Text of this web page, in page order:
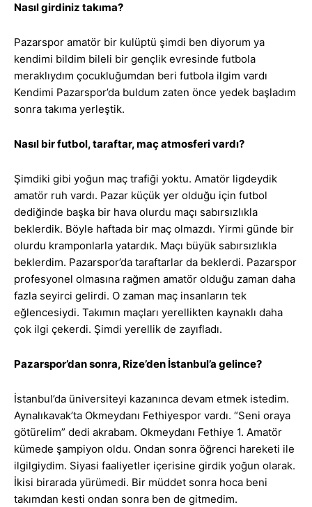
Nasıl girdiniz takıma?
Pazarspor amatör bir kulüptü şimdi ben diyorum ya
kendimi bildim bileli bir gençlik evresinde futbola
meraklıydım çocukluğumdan beri futbola ilgim vardı
Kendimi Pazarspor’da buldum zaten önce yedek başladım
sonra takıma yerleştik.
Nasıl bir futbol, taraftar, maç atmosferi vardı?
Şimdiki gibi yoğun maç trafiği yoktu. Amatör ligdeydik
amatör ruh vardı. Pazar küçük yer olduğu için futbol
dediğinde başka bir hava olurdu maçı sabırsızlıkla
beklerdik. Böyle haftada bir maç olmazdı. Yirmi günde bir
olurdu kramponlarla yatardık. Maçı büyük sabırsızlıkla
beklerdim. Pazarspor’da taraftarlar da beklerdi. Pazarspor
profesyonel olmasına rağmen amatör olduğu zaman daha
fazla seyirci gelirdi. O zaman maç insanların tek
eğlencesiydi. Takımın maçları yerellikten kaynaklı daha
çok ilgi çekerdi. Şimdi yerellik de zayıfladı.
Pazarspor’dan sonra, Rize’den İstanbul’a gelince?
İstanbul’da üniversiteyi kazanınca devam etmek istedim.
Aynalıkavak’ta Okmeydanı Fethiyespor vardı. “Seni oraya
götürelim” dedi akrabam. Okmeydanı Fethiye 1. Amatör
kümede şampiyon oldu. Ondan sonra öğrenci hareketi ile
ilgilgiydim. Siyasi faaliyetler içerisine girdik yoğun olarak.
İkisi birarada yürümedi. Bir müddet sonra hoca beni
takımdan kesti ondan sonra ben de gitmedim.